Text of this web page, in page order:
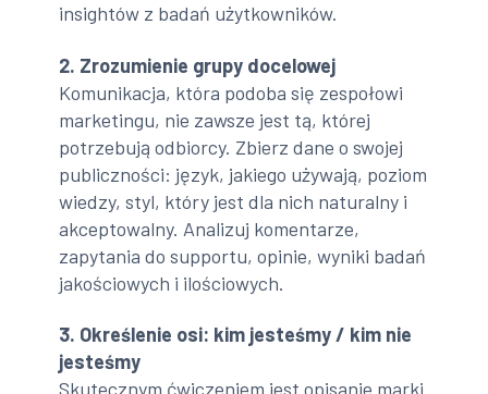
insightów z badań użytkowników.
2. Zrozumienie grupy docelowej
Komunikacja, która podoba się zespołowi
marketingu, nie zawsze jest tą, której
potrzebują odbiorcy. Zbierz dane o swojej
publiczności: język, jakiego używają, poziom
wiedzy, styl, który jest dla nich naturalny i
akceptowalny. Analizuj komentarze,
zapytania do supportu, opinie, wyniki badań
jakościowych i ilościowych.
3. Określenie osi: kim jesteśmy / kim nie
jesteśmy
Skutecznym ćwiczeniem jest opisanie marki